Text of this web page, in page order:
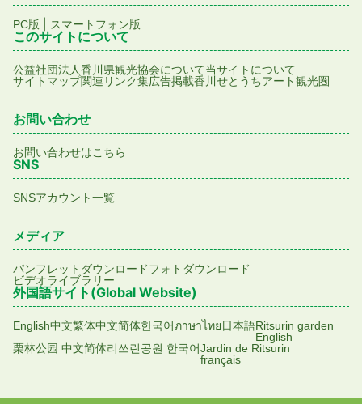
PC版 スマートフォン版
このサイトについて
公益社団法人香川県観光協会について当サイトについて
サイトマップ関連リンク集広告掲載香川せとうちアート観光圏
お問い合わせ
お問い合わせはこちら
SNS
SNSアカウント一覧
メディア
パンフレットダウンロードフォトダウンロード
ビデオライブラリー
外国語サイト(Global Website)
English中文繁体中文简体한국어ภาษาไทย日本語Ritsurin garden
English
栗林公园 中文简体리쓰린공원 한국어Jardin de Ritsurin
français